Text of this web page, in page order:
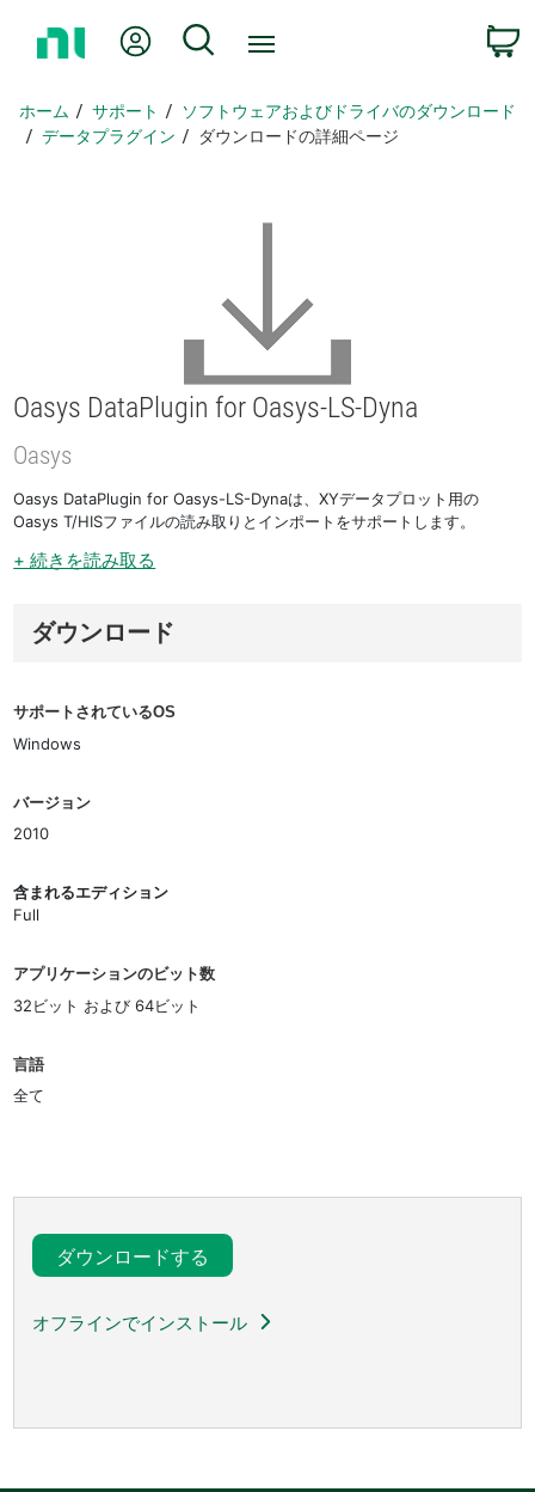
ペ
ー
Myアカウント
検索
ホーム サポート
ソフトウェアおよびドライバのダウンロード
データプラグイン
ダウンロードの詳細ページ
Oasys DataPlugin for Oasys-LS-Dyna
Oasys
Oasys DataPlugin for Oasys-LS-Dynaは、XYデータプロット用の
Oasys T/HISファイルの読み取りとインポートをサポートします。
+ 続きを読み取る
ダウンロード
サポートされているOS
Windows
バージョン
2010
含まれるエディション
Full
アプリケーションのビット数
32ビット および 64ビット
言語
全て
ダウンロードする
オフラインでインストール